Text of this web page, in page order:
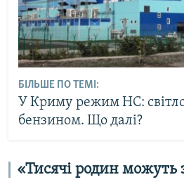
БІЛЬШЕ ПО ТЕМІ:
У Криму режим НС:
бензином. Що далі?
«Тисячі родин можуть